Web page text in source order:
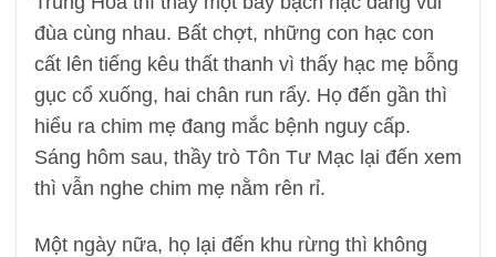
đùa cùng nhau. Bất chợt, những con hạc con
cất lên tiếng kêu thất thanh vì thấy hạc mẹ bỗng
gục cổ xuống, hai chân run rẩy. Họ đến gần thì
hiểu ra chim mẹ đang mắc bệnh nguy cấp.
Sáng hôm sau, thầy trò Tôn Tư Mạc lại đến xem
thì vẫn nghe chim mẹ nằm rên rỉ.
Một ngày nữa, họ lại đến khu rừng thì không